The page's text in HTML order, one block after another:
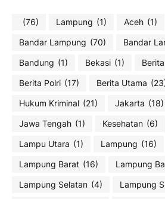
(76) Lampung (1) Aceh (1)
Bandar Lampung (70) Bandar
Bandung (1) Bekasi (1)
Berita Polri (17) Berita Utama
Hukum Kriminal (21) Jakarta (18)
Jawa Tengah (1) Kesehatan (6)
Lampu Utara (1) Lampung (16)
Lampung Barat (16) Lampung
Lampung Selatan (4) Lampung